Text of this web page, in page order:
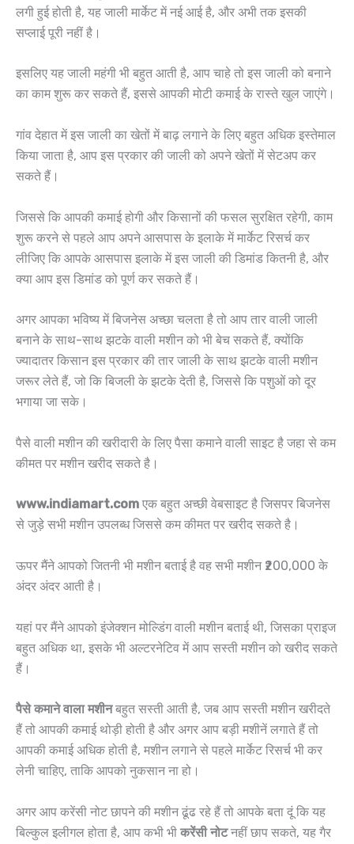
लगी हुई होती है, यह जाली मार्केट में नई आई है, और अभी तक इसकी
सप्लाई पूरी नहीं है।
इसलिए यह जाली महंगी भी बहुत आती है, आप चाहे तो इस जाली को बनाने
का काम शुरू कर सकते हैं, इससे आपकी मोटी कमाई के रास्ते खुल जाएंगे।
गांव देहात में इस जाली का खेतों में बाढ़ लगाने के लिए बहुत अधिक इस्तेमाल
किया जाता है, आप इस प्रकार की जाली को अपने खेतों में सेटअप कर
सकते हैं।
जिससे कि आपकी कमाई होगी और किसानों की फसल सुरक्षित रहेगी, काम
शुरू करने से पहले आप अपने आसपास के इलाके में मार्केट रिसर्च कर
लीजिए कि आपके आसपास इलाके में इस जाली की डिमांड कितनी है, और
क्या आप इस डिमांड को पूर्ण कर सकते हैं।
अगर आपका भविष्य में बिजनेस अच्छा चलता है तो आप तार वाली जाली
बनाने के साथ-साथ झटके वाली मशीन को भी बेच सकते हैं, क्योंकि
ज्यादातर किसान इस प्रकार की तार जाली के साथ झटके वाली मशीन
जरूर लेते हैं, जो कि बिजली के झटके देती है, जिससे कि पशुओं को दूर
भगाया जा सके।
पैसे वाली मशीन की खरीदारी के लिए पैसा कमाने वाली साइट है जहा से कम
कीमत पर मशीन खरीद सकते है।
www.indiamart.com एक बहुत अच्छी वेबसाइट है जिसपर बिजनेस
से जुड़े सभी मशीन उपलब्ध जिससे कम कीमत पर खरीद सकते है।
ऊपर मैंने आपको जितनी भी मशीन बताई है वह सभी मशीन ₹200,000 के
अंदर अंदर आती है।
यहां पर मैंने आपको इंजेक्शन मोल्डिंग वाली मशीन बताई थी, जिसका प्राइज
बहुत अधिक था, इसके भी अल्टरनेटिव में आप सस्ती मशीन को खरीद सकते
हैं।
पैसे कमाने वाला मशीनबहुत सस्ती आती है, जब आप सस्ती मशीन खरीदते
हैं तो आपकी कमाई थोड़ी होती है और अगर आप बड़ी मशीनें लगाते हैं तो
आपकी कमाई अधिक होती है, मशीन लगाने से पहले मार्केट रिसर्च भी कर
लेनी चाहिए, ताकि आपको नुकसान ना हो।
अगर आप करेंसी नोट छापने की मशीन ढूंढ रहे हैं तो आपके बता दूं कि यह
बिल्कुल इलीगल होता है, आप कभी भी करेंसी नोटनहीं छाप सकते, यह गैर